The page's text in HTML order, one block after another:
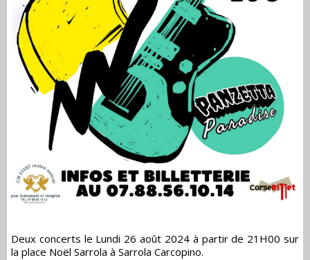
Deux concerts le Lundi 26 août 2024 à partir de 21H00 sur
la place Noël Sarrola à Sarrola Carcopino.